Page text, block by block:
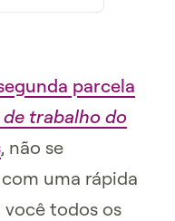
parcela
trabalho do
, não se
uma rápida
todos os